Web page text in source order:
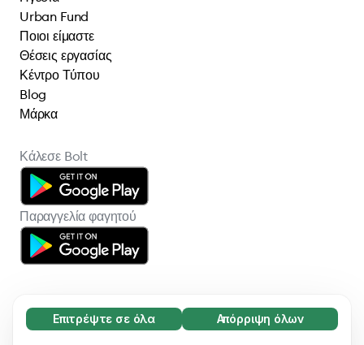
Απαραίτητο (65)
Επιτρέψτε σε όλα Απόρριψη όλων
Urban Fund
Ποιοι είμαστε
Θέσεις εργασίας
Κέντρο Τύπου
Blog
Μάρκα
Κάλεσε Bolt
Παραγγελία φαγητού